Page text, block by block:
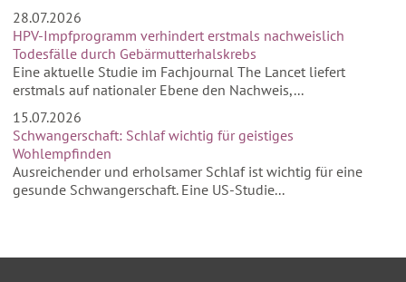
28.07.2026
HPV-Impfprogramm verhindert erstmals nachweislich
Todesfälle durch Gebärmutterhalskrebs
Eine aktuelle Studie im Fachjournal The Lancet liefert
erstmals auf nationaler Ebene den Nachweis,...
15.07.2026
Schwangerschaft: Schlaf wichtig für geistiges
Wohlempfinden
Ausreichender und erholsamer Schlaf ist wichtig für eine
gesunde Schwangerschaft. Eine US-Studie...